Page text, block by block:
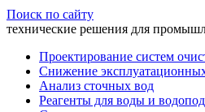
Поиск по сайту
технические решения для
Проектирование систем
Снижение
Анализ сточных вод
Реагенты для воды и